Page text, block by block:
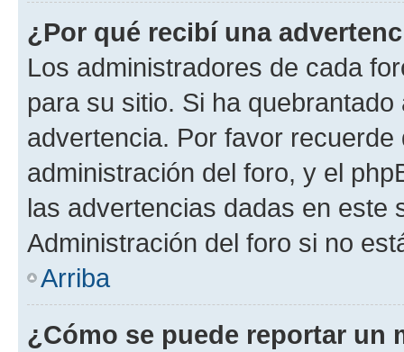
¿Por qué recibí una
Los administradores de cada
para su sitio. Si ha
advertencia. Por favor
administración del foro, y el
las advertencias dadas en este
Administración del foro si no
Arriba
¿Cómo se puede reportar un